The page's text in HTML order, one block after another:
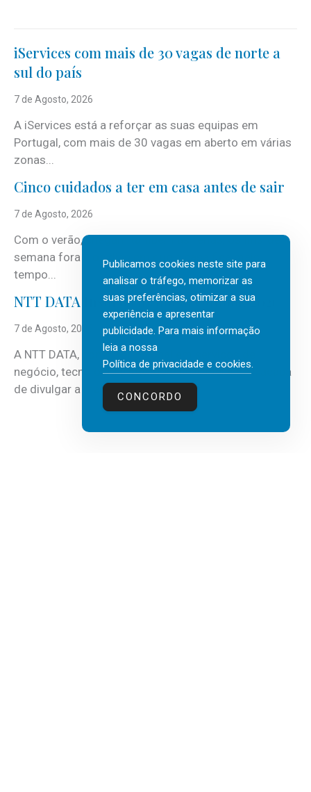
iServices com mais de 30 vagas de norte a
sul do país
7 de Agosto, 2026
A iServices está a reforçar as suas equipas em
Portugal, com mais de 30 vagas em aberto em várias
zonas...
Cinco cuidados a ter em casa antes de sair
7 de Agosto, 2026
Com o verão, chegam também as férias, os fins-de-
semana fora e os dias em que a casa fica mais
tempo...
NTT DATA Insurtech Global Outlook 2026
7 de Agosto, 2026
A NTT DATA, consultora global em serviços de
negócio, tecnologia e inteligência artificial (IA), acaba
de divulgar a mais recente...
Publicamos cookies neste site para
analisar o tráfego, memorizar as
suas preferências, otimizar a sua
experiência e apresentar
publicidade. Para mais informação
leia a nossa
Política de privacidade e cookies.
CONCORDO